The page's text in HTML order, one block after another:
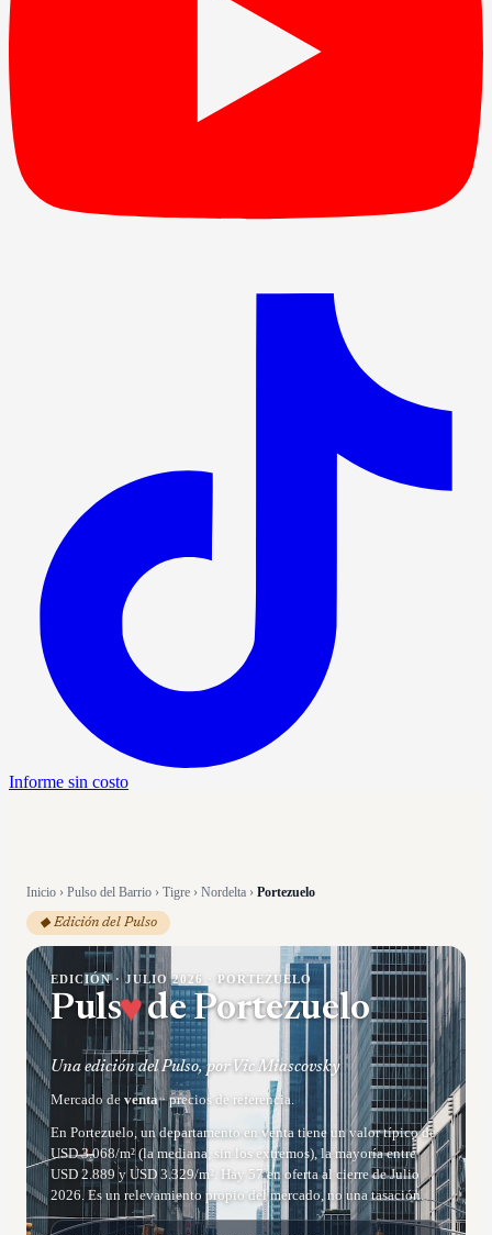
Informe sin costo
Inicio › Pulso del Barrio › Tigre › Nordelta › Portezuelo
◆ Edición del Pulso
EDICIÓN ·JULIO 2026 PORTEZUELO
Puls♥dePortezuelo
Una edición del Pulso, por Vic Miascovsky
Mercado de venta· precios de referencia.
En Portezuelo, un departamento en venta tiene un valor típico de
USD 3.068/m² (la mediana, sin los extremos), la mayoría entre
USD 2.889 y USD 3.329/m². Hay 57 en oferta al cierre de Julio
2026. Es un relevamiento propio del mercado, no una tasación.